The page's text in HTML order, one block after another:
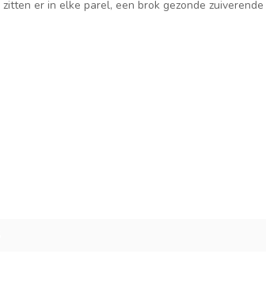
zitten er in elke parel, een brok gezonde zuiverende